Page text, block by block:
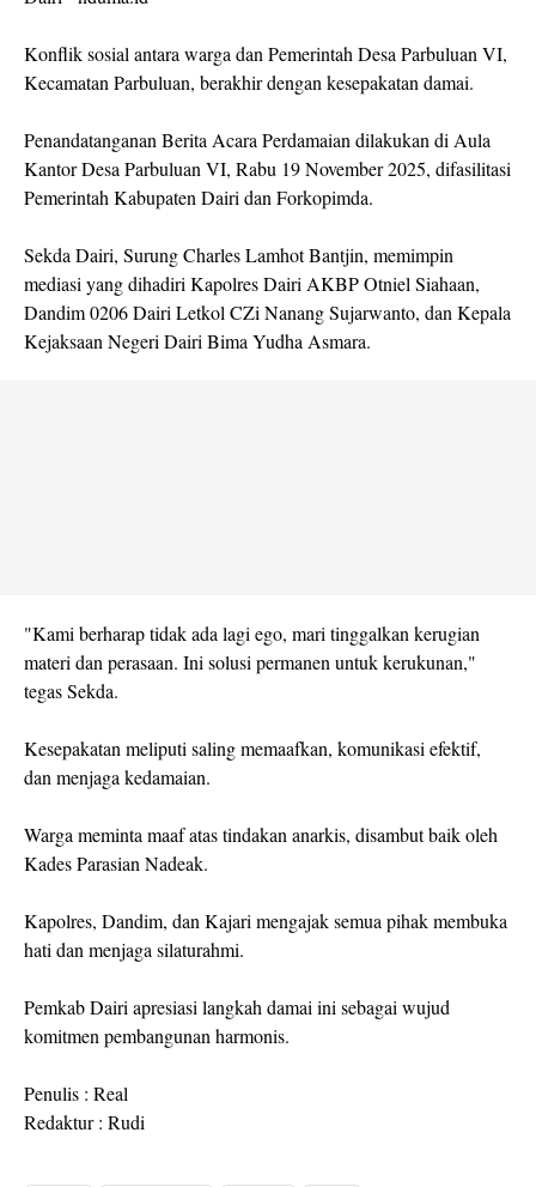
Konflik sosial antara warga dan Pemerintah Desa Parbuluan VI,
Kecamatan Parbuluan, berakhir dengan kesepakatan damai.
Penandatanganan Berita Acara Perdamaian dilakukan di Aula
Kantor Desa Parbuluan VI, Rabu 19 November 2025, difasilitasi
Pemerintah Kabupaten Dairi dan Forkopimda.
Sekda Dairi, Surung Charles Lamhot Bantjin, memimpin
mediasi yang dihadiri Kapolres Dairi AKBP Otniel Siahaan,
Dandim 0206 Dairi Letkol CZi Nanang Sujarwanto, dan Kepala
Kejaksaan Negeri Dairi Bima Yudha Asmara.
"Kami berharap tidak ada lagi ego, mari tinggalkan kerugian
materi dan perasaan. Ini solusi permanen untuk kerukunan,"
tegas Sekda.
Kesepakatan meliputi saling memaafkan, komunikasi efektif,
dan menjaga kedamaian.
Warga meminta maaf atas tindakan anarkis, disambut baik oleh
Kades Parasian Nadeak.
Kapolres, Dandim, dan Kajari mengajak semua pihak membuka
hati dan menjaga silaturahmi.
Pemkab Dairi apresiasi langkah damai ini sebagai wujud
komitmen pembangunan harmonis.
Penulis : Real
Redaktur : Rudi